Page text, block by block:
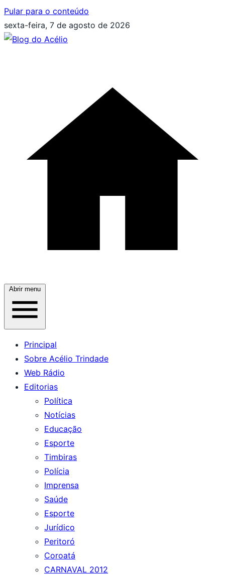
Pular para o conteúdo
sexta-feira, 7 de agosto de 2026
Abrir menu
Principal
Sobre Acélio Trindade
Web Rádio
Editorias
Política
Notícias
Educação
Esporte
Timbiras
Polícia
Imprensa
Saúde
Esporte
Jurídico
Peritoró
Coroatá
CARNAVAL 2012